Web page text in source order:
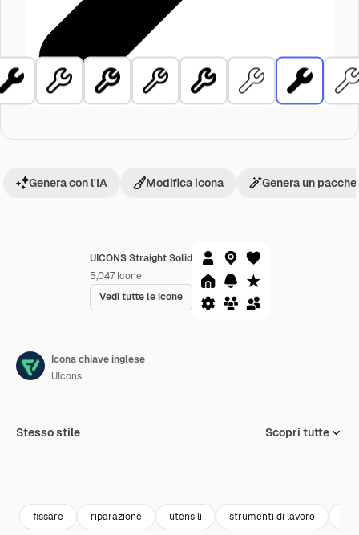
UICONS Straight Solid
5,047 Icone
Vedi tutte le icone
Genera con l'IA Modifica icona Genera un
Icona chiave inglese
UIcons
Stesso stile Scopri tutte
fissare riparazione utensili strumenti di lavoro